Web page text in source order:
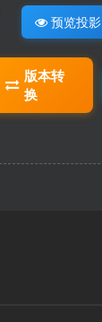
预览投影
版本转
换